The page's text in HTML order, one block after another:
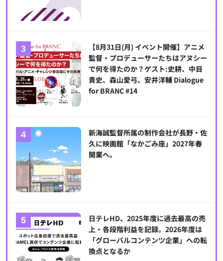
【8月31日(月) イベント開催】アニメ
監督・プロデューサーたちはアヌシー
で何を得たのか？ゲスト:史耕、中目
貴史、森山愛弓、安井洋輔 Dialogue
for BRANC #14
新海誠監督所属の制作会社が長野・佐
久に映画館「なかごみ座」2027年春
開業へ。
日テレHD、2025年度に過去最高の売
上・各段階利益を記録。2026年度は
「グローバルコンテンツ企業」への転
換点となるか